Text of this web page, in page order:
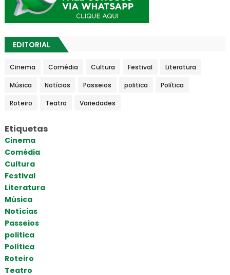
EDITORIAL
Cinema Comédia Cultura Festival Literatura
Música Notícias Passeios politica Política
Roteiro Teatro Variedades
Etiquetas
Cinema
Comédia
Cultura
Festival
Literatura
Música
Notícias
Passeios
politica
Política
Roteiro
Teatro